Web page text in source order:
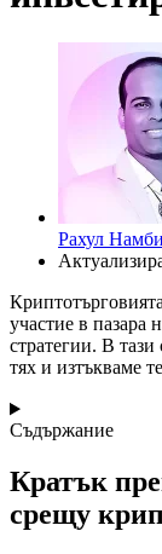
Рахул
участие в пазара
стратегии. В тази
тях и изтъкваме
Съдържание
Кратък
срещу